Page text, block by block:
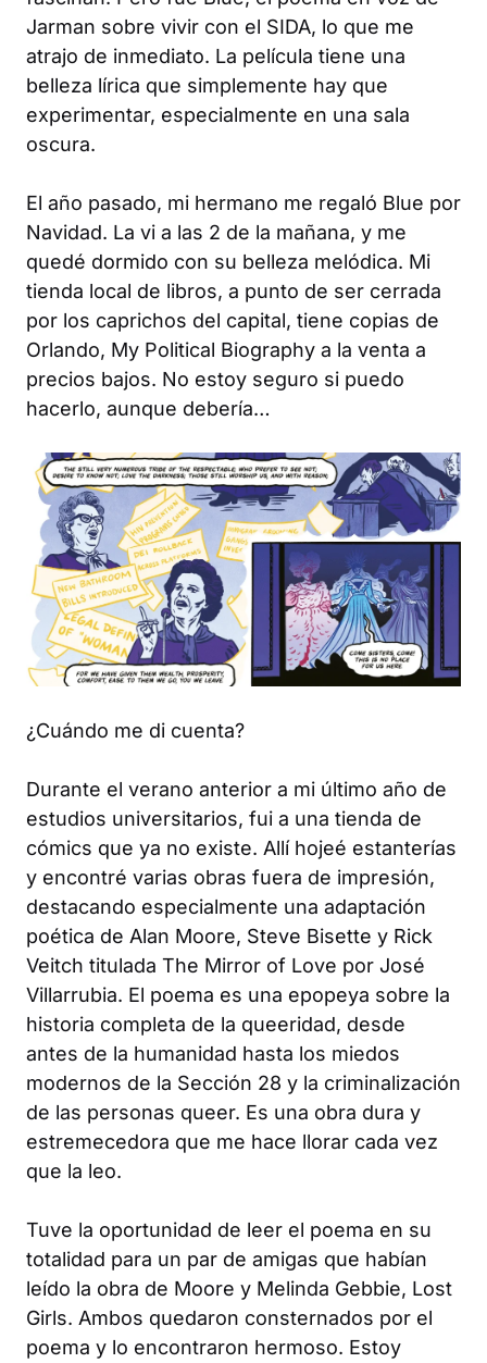
Jarman sobre vivir con el SIDA, lo que me
atrajo de inmediato. La película tiene una
belleza lírica que simplemente hay que
experimentar, especialmente en una sala
oscura.
El año pasado, mi hermano me regaló Blue por
Navidad. La vi a las 2 de la mañana, y me
quedé dormido con su belleza melódica. Mi
tienda local de libros, a punto de ser cerrada
por los caprichos del capital, tiene copias de
Orlando, My Political Biography a la venta a
precios bajos. No estoy seguro si puedo
hacerlo, aunque debería…
¿Cuándo me di cuenta?
Durante el verano anterior a mi último año de
estudios universitarios, fui a una tienda de
cómics que ya no existe. Allí hojeé estanterías
y encontré varias obras fuera de impresión,
destacando especialmente una adaptación
poética de Alan Moore, Steve Bisette y Rick
Veitch titulada The Mirror of Love por José
Villarrubia. El poema es una epopeya sobre la
historia completa de la queeridad, desde
antes de la humanidad hasta los miedos
modernos de la Sección 28 y la criminalización
de las personas queer. Es una obra dura y
estremecedora que me hace llorar cada vez
que la leo.
Tuve la oportunidad de leer el poema en su
totalidad para un par de amigas que habían
leído la obra de Moore y Melinda Gebbie, Lost
Girls. Ambos quedaron consternados por el
poema y lo encontraron hermoso. Estoy